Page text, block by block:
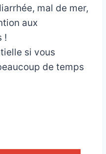
mal de mer,
aux
!
si vous
de temps